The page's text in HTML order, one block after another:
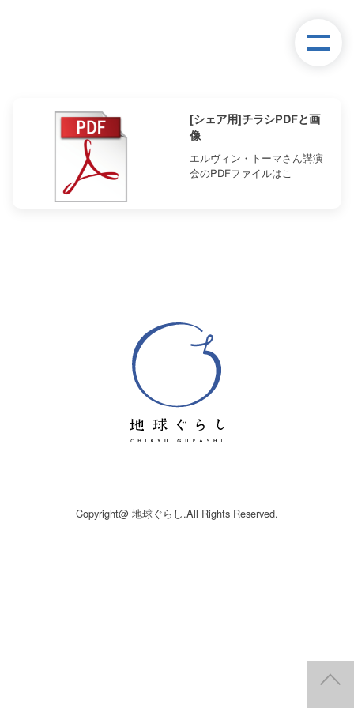
[シェア用]チラシPDFと画
像
エルヴィン・トーマさん講演
会のPDFファイルはこ
Copyright@ 地球ぐらし.All Rights Reserved.